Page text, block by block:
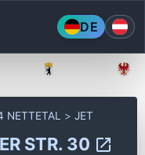
DE
NETTETAL JET
STR. 30